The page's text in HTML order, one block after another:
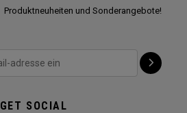
Produktneuheiten und Sonderangebote!
GET SOCIAL